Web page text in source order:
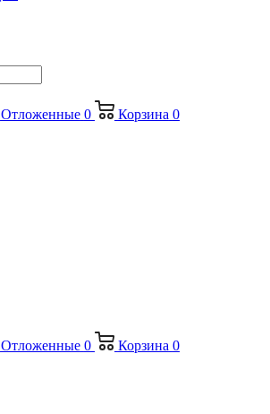
Отложенные 0 Корзина 0
Отложенные 0 Корзина 0